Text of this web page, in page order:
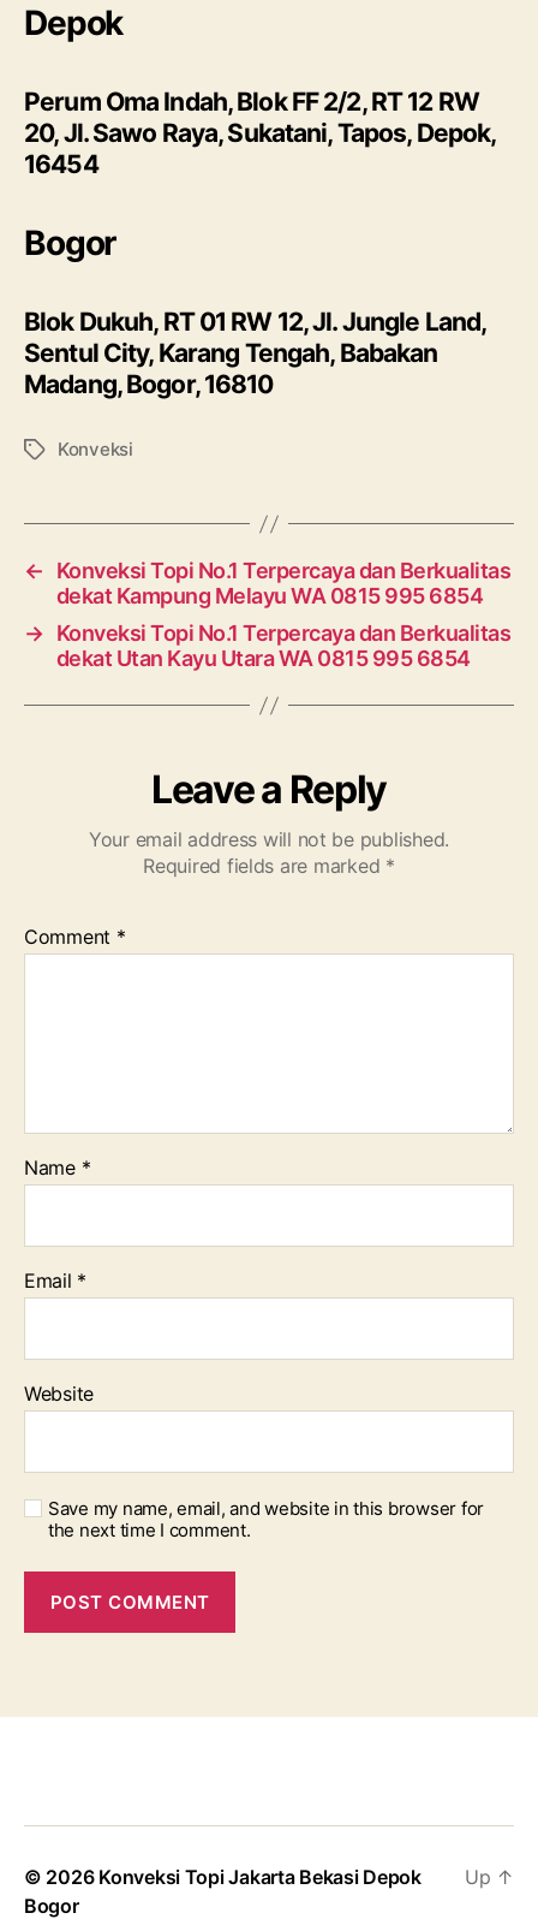
Depok
Perum Oma Indah, Blok FF 2/2, RT 12 RW
20, Jl. Sawo Raya, Sukatani, Tapos, Depok,
16454
Bogor
Blok Dukuh, RT 01 RW 12, Jl. Jungle Land,
Sentul City, Karang Tengah, Babakan
Madang, Bogor, 16810
TagsKonveksi
←
Konveksi Topi No.1 Terpercaya dan Berkualitas
dekat Kampung Melayu WA 0815 995 6854
→ Konveksi Topi No.1 Terpercaya dan Berkualitas
dekat Utan Kayu Utara WA 0815 995 6854
Leave a Reply
Your email address will not be published.
Required fields are marked *
Comment *
Name *
Email *
Website
Save my name, email, and website in this browser for
the next time I comment.
© 2026 Konveksi Topi Jakarta Bekasi Depok
Bogor
Up ↑